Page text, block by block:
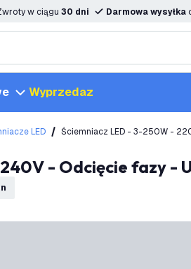
w ciągu 30 dni Darmowa wysyłka
Wyprzedaz
LED Ściemniacz LED - 3-250W -
- Odcięcie fazy -